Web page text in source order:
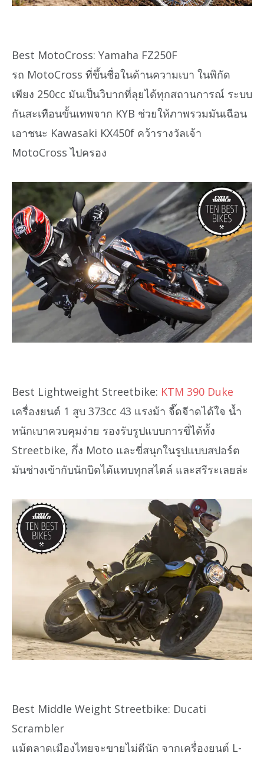
Best MotoCross: Yamaha FZ250F
รถ MotoCross ที่ขึ้นชื่อในด้านความเบา ในพิกัด
เพียง 250cc มันเป็นวิบากที่ลุยได้ทุกสถานการณ์ ระบบ
กันสะเทือนขั้นเทพจาก KYB ช่วยให้ภาพรวมมันเฉือน
เอาชนะ Kawasaki KX450f คว้ารางวัลเจ้า
MotoCross ไปครอง
Best Lightweight Streetbike: KTM 390 Duke
เครื่องยนต์ 1 สูบ 373cc 43 แรงม้า จี๊ดจีาดได้ใจ น้ำ
หนักเบาควบคุมง่าย รองรับรูปแบบการขี่ได้ทั้ง
Streetbike, กึ่ง Moto และขี่สนุกในรูปแบบสปอร์ต
มันช่างเข้ากับนักบิดได้แทบทุกสไตล์ และสรีระเลยล่ะ
Best Middle Weight Streetbike: Ducati
Scrambler
แม้ตลาดเมืองไทยจะขายไม่ดีนัก จากเครื่องยนต์ L-